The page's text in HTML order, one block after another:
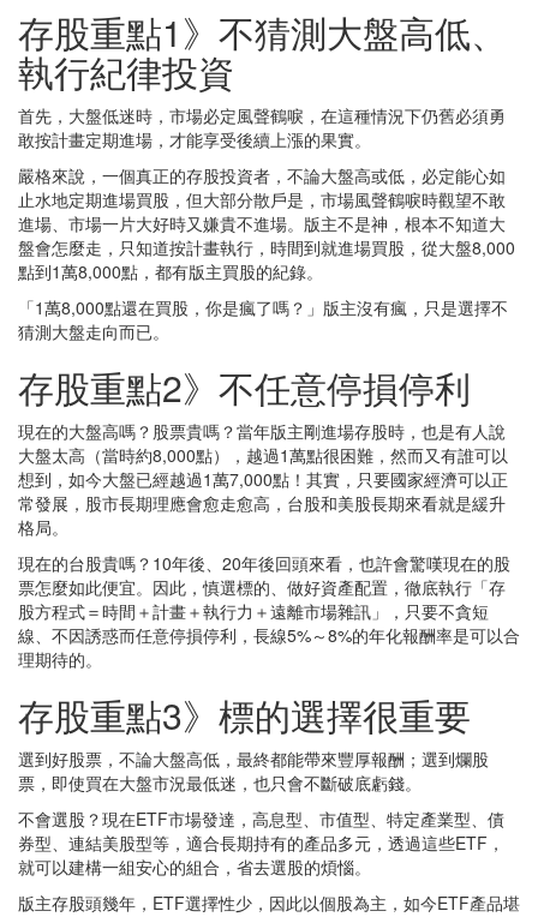
存股重點1》不猜測大盤高低、
執行紀律投資
首先，大盤低迷時，市場必定風聲鶴唳，在這種情況下仍舊必須勇
敢按計畫定期進場，才能享受後續上漲的果實。
嚴格來說，一個真正的存股投資者，不論大盤高或低，必定能心如
止水地定期進場買股，但大部分散戶是，市場風聲鶴唳時觀望不敢
進場、市場一片大好時又嫌貴不進場。版主不是神，根本不知道大
盤會怎麼走，只知道按計畫執行，時間到就進場買股，從大盤8,000
點到1萬8,000點，都有版主買股的紀錄。
「1萬8,000點還在買股，你是瘋了嗎？」版主沒有瘋，只是選擇不
猜測大盤走向而已。
存股重點2》不任意停損停利
現在的大盤高嗎？股票貴嗎？當年版主剛進場存股時，也是有人說
大盤太高（當時約8,000點），越過1萬點很困難，然而又有誰可以
想到，如今大盤已經越過1萬7,000點！其實，只要國家經濟可以正
常發展，股市長期理應會愈走愈高，台股和美股長期來看就是緩升
格局。
現在的台股貴嗎？10年後、20年後回頭來看，也許會驚嘆現在的股
票怎麼如此便宜。因此，慎選標的、做好資產配置，徹底執行「存
股方程式＝時間＋計畫＋執行力＋遠離市場雜訊」，只要不貪短
線、不因誘惑而任意停損停利，長線5%～8%的年化報酬率是可以合
理期待的。
存股重點3》標的選擇很重要
選到好股票，不論大盤高低，最終都能帶來豐厚報酬；選到爛股
票，即使買在大盤市況最低迷，也只會不斷破底虧錢。
不會選股？現在ETF市場發達，高息型、市值型、特定產業型、債
券型、連結美股型等，適合長期持有的產品多元，透過這些ETF，
就可以建構一組安心的組合，省去選股的煩惱。
版主存股頭幾年，ETF選擇性少，因此以個股為主，如今ETF產品堪